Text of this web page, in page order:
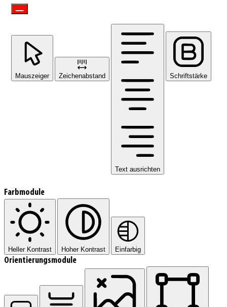
Mauszeiger Zeichenabstand
Text ausrichten
Schriftstärke
Farbmodule
Heller Kontrast Hoher Kontrast Einfarbig
Orientierungsmodule